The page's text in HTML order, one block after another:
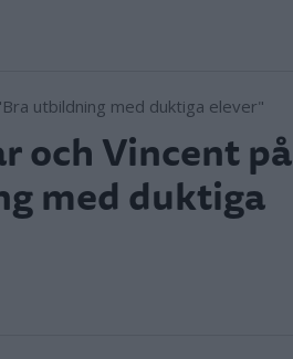
och Vincent på
med duktiga